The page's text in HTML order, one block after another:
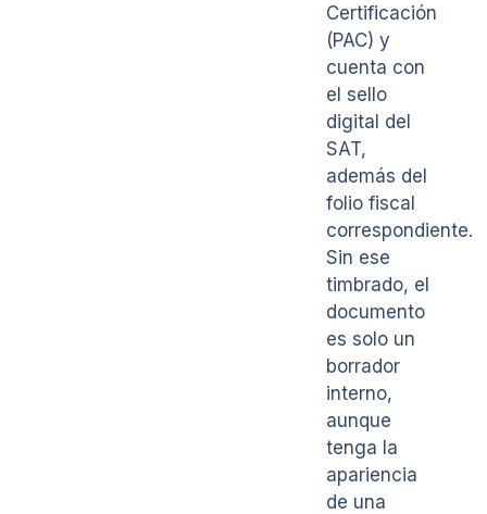
Certificación
(PAC) y
cuenta con
el sello
digital del
SAT,
además del
folio fiscal
correspondiente.
Sin ese
timbrado, el
documento
es solo un
borrador
interno,
aunque
tenga la
apariencia
de una